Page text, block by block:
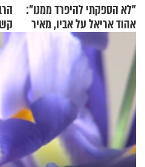
"לא הספקתי להיפרד ממנו":
אהוד אריאל על אביו, מאיר